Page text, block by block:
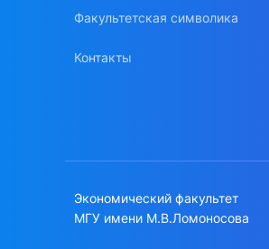
Факультетская символика
Контакты
Экономический факультет
МГУ имени М.В.Ломоносова